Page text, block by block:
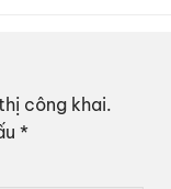
công khai.
*